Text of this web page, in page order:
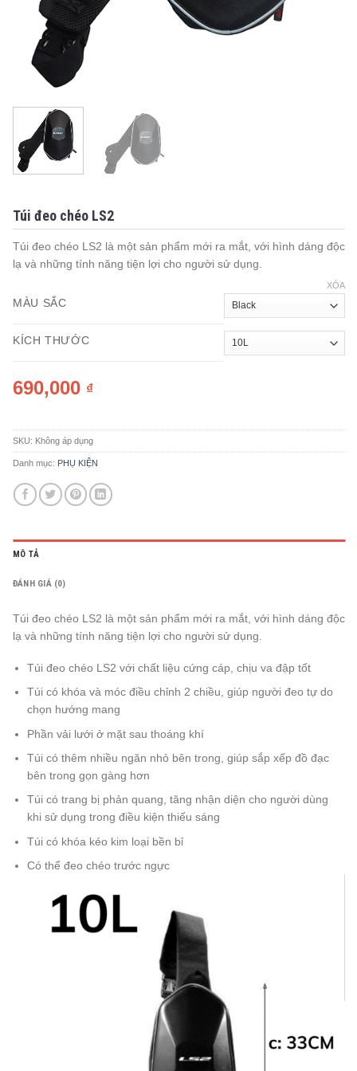
Túi đeo chéo LS2
Túi đeo chéo LS2 là một sản phẩm mới ra mắt, với hình dáng độc
lạ và những tính năng tiện lợi cho người sử dụng.
MÀU SẮC
KÍCH THƯỚC
XÓA
690,000 ₫
SKU: Không áp dụng
Danh mục: PHỤ KIỆN
MÔ TẢ
ĐÁNH GIÁ (0)
Túi đeo chéo LS2 là một sản phẩm mới ra mắt, với hình dáng độc
lạ và những tính năng tiện lợi cho người sử dụng.
Túi đeo chéo LS2 với chất liệu cứng cáp, chịu va đập tốt
Túi có khóa và móc điều chỉnh 2 chiều, giúp người đeo tự do
chọn hướng mang
Phần vải lưới ở mặt sau thoáng khí
Túi có thêm nhiều ngăn nhỏ bên trong, giúp sắp xếp đồ đạc
bên trong gọn gàng hơn
Túi có trang bị phản quang, tăng nhận diện cho người dùng
khi sử dụng trong điều kiện thiếu sáng
Túi có khóa kéo kim loại bền bỉ
Có thể đeo chéo trước ngực